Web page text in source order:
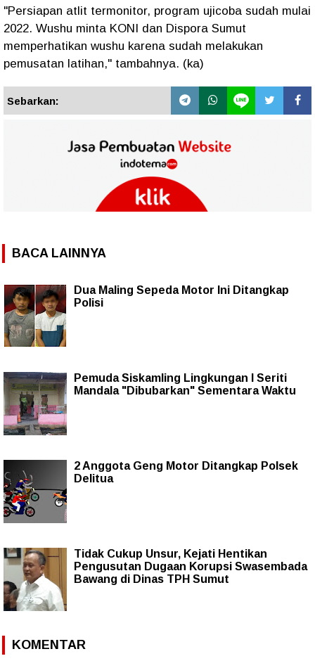
"Persiapan atlit termonitor, program ujicoba sudah mulai
2022. Wushu minta KONI dan Dispora Sumut
memperhatikan wushu karena sudah melakukan
pemusatan latihan," tambahnya. (ka)
Sebarkan:
BACA LAINNYA
Dua Maling Sepeda Motor Ini Ditangkap
Polisi
Pemuda Siskamling Lingkungan I Seriti
Mandala "Dibubarkan" Sementara Waktu
2 Anggota Geng Motor Ditangkap Polsek
Delitua
Tidak Cukup Unsur, Kejati Hentikan
Pengusutan Dugaan Korupsi Swasembada
Bawang di Dinas TPH Sumut
KOMENTAR